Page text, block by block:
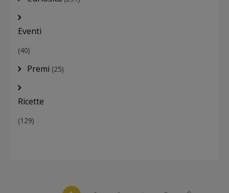
Eventi
(40)
Premi (25)
Ricette
(129)